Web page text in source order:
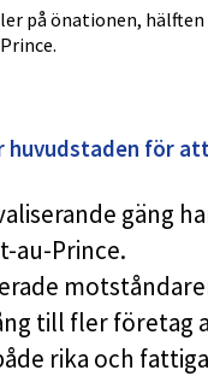
på önationen, hälften
huvudstaden för
gäng
au-Prince.
till fler företag
rika och